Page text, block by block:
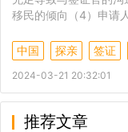
移民的倾向（4）申请
中国 探亲 签证
2024-03-21 20:32:01
推荐文章